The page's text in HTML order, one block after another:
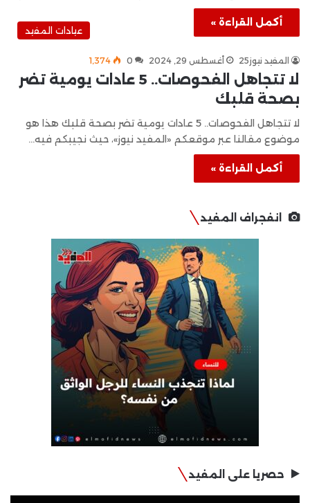
أكمل القراءة »
عيادات المفيد
المفيد نيوز25 أغسطس 29, 2024 0 1٬374
لا تتجاهل الفحوصات.. 5 عادات يومية تضر
بصحة قلبك
لا تتجاهل الفحوصات.. 5 عادات يومية تضر بصحة قلبك هذا هو
موضوع مقالنا عبر موقعكم «المفيد نيوز»، حيث نجيبكم فيه…
أكمل القراءة »
انفجراف المفيد
حصريا على المفيد